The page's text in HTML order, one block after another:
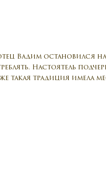
Вадим остановился
Настоятель
такая традиция